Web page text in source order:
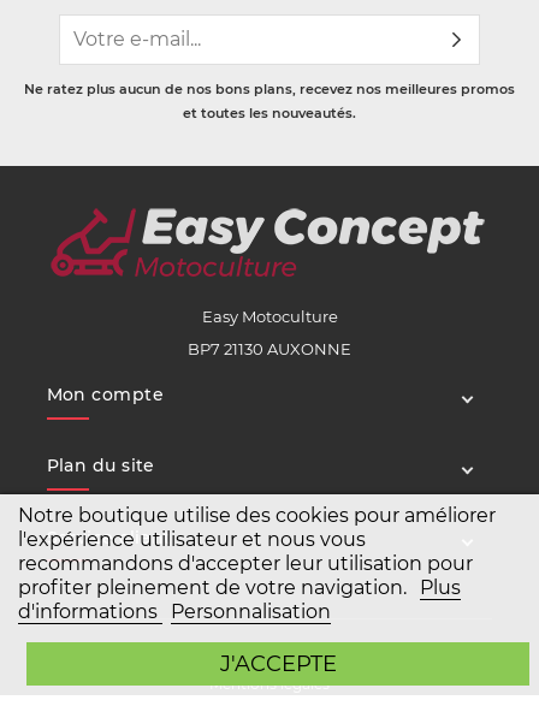
Notre boutique utilise des cookies pour améliorer
l'expérience utilisateur et nous vous
recommandons d'accepter leur utilisation pour
profiter pleinement de votre navigation.
Plus
d'informations
Personnalisation
J'ACCEPTE
Ne ratez plus aucun de nos bons plans, recevez nos meilleures promos
et toutes les nouveautés.
Easy Motoculture
BP7 21130 AUXONNE
Mon compte
Plan du site
Service client
Copyright Easy Motoculture 2026
Mentions légales